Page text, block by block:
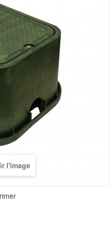
l'image